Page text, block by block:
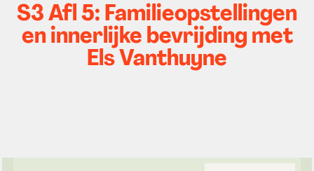
S3 Afl 5: Familieopstellingen
en innerlijke bevrijding met
Els Vanthuyne